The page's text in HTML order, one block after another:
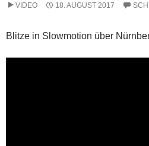
VIDEO 18. AUGUST 2017
Blitze in Slowmotion über